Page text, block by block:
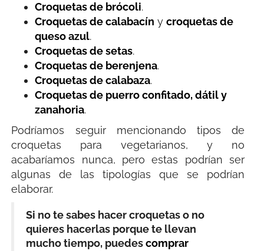
Croquetas de brócoli.
Croquetas de calabacín ycroquetas de
queso azul.
Croquetas de setas.
Croquetas de berenjena.
Croquetas de calabaza.
Croquetas de puerro confitado, dátil y
zanahoria.
Podríamos seguir mencionando tipos de
croquetas para vegetarianos, y no
acabaríamos nunca, pero estas podrían ser
algunas de las tipologías que se podrían
elaborar.
Si no te sabes hacer croquetas o no
quieres hacerlas porque te llevan
mucho tiempo, puedescomprar